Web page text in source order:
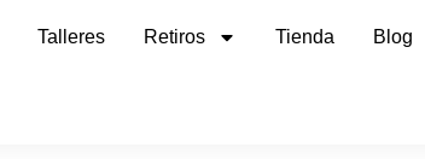
Talleres Retiros Tienda Blog